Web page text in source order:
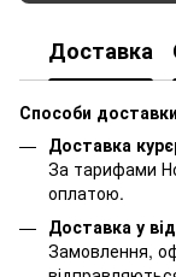
Доставка
Способи доставки
Доставка
За тарифами
оплатою.
Доставка у
Замовлення,